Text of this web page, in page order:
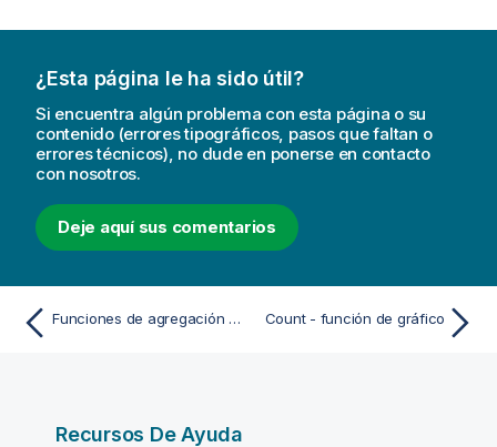
¿Esta página le ha sido útil?
Si encuentra algún problema con esta página o su
contenido (errores tipográficos, pasos que faltan o
errores técnicos), no dude en ponerse en contacto
con nosotros.
Deje aquí sus comentarios
Funciones de agregación de contador Count - función de gráfico
Recursos De Ayuda